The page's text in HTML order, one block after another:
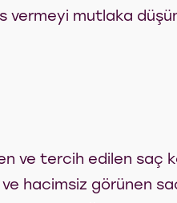
vermeyi mutlaka
ve tercih edilen saç
hacimsiz görünen